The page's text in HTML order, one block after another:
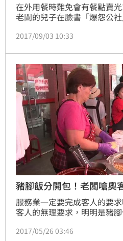
在外用餐時難免會有餐點賣
老闆的兒子在臉書「爆怨公
煮好的其他料理都拒吃，直接
2017/09/03 10:33
豬腳飯分開包！老闆嗆奧
服務業一定要完成客人的要
客人的無理要求，明明是豬
包，讓老闆怒氣在粉絲專頁錄
2017/05/26 03:46